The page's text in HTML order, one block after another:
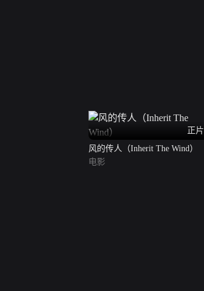
正片
风的传人（Inherit The Wind）
电影